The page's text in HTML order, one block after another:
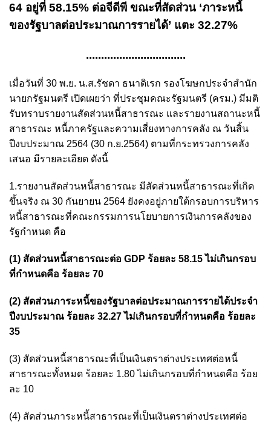
64 อยู่ที่ 58.15% ต่อจีดีพี ขณะที่สัดส่วน ‘ภาระหนี้
ของรัฐบาลต่อประมาณการรายได้’ แตะ 32.27%
.................................
เมื่อวันที่ 30 พ.ย. น.ส.รัชดา ธนาดิเรก รองโฆษกประจำสำนัก
นายกรัฐมนตรี เปิดเผยว่า ที่ประชุมคณะรัฐมนตรี (ครม.) มีมติ
รับทราบรายงานสัดส่วนหนี้สาธารณะ และรายงานสถานะหนี้
สาธารณะ หนี้ภาครัฐและความเสี่ยงทางการคลัง ณ วันสิ้น
ปีงบประมาณ 2564 (30 ก.ย.2564) ตามที่กระทรวงการคลัง
เสนอ มีรายละเอียด ดังนี้
1.รายงานสัดส่วนหนี้สาธารณะ มีสัดส่วนหนี้สาธารณะที่เกิด
ขึ้นจริง ณ 30 กันยายน 2564 ยังคงอยู่ภายใต้กรอบการบริหาร
หนี้สาธารณะที่คณะกรรมการนโยบายการเงินการคลังของ
รัฐกำหนด คือ
(1) สัดส่วนหนี้สาธารณะต่อ GDP ร้อยละ 58.15 ไม่เกินกรอบ
ที่กำหนดคือ ร้อยละ 70
(2) สัดส่วนภาระหนี้ของรัฐบาลต่อประมาณการรายได้ประจำ
ปีงบประมาณ ร้อยละ 32.27 ไม่เกินกรอบที่กำหนดคือ ร้อยละ
35
(3) สัดส่วนหนี้สาธารณะที่เป็นเงินตราต่างประเทศต่อหนี้
สาธารณะทั้งหมด ร้อยละ 1.80 ไม่เกินกรอบที่กำหนดคือ ร้อย
ละ 10
(4) สัดส่วนภาระหนี้สาธารณะที่เป็นเงินตราต่างประเทศต่อ